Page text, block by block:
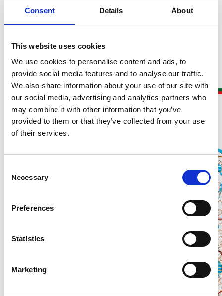
Consent Details About
This website uses cookies
We use cookies to personalise content and ads, to
provide social media features and to analyse our traffic.
We also share information about your use of our site with
our social media, advertising and analytics partners who
may combine it with other information that you’ve
provided to them or that they’ve collected from your use
of their services.
Selection
Necessary
Preferences
Statistics
Marketing
När snön faller spåras det i Munkedal.
Karta överMSCKs (Munkedals skid- och cykelklubb)
motionsspår i Munkedal.